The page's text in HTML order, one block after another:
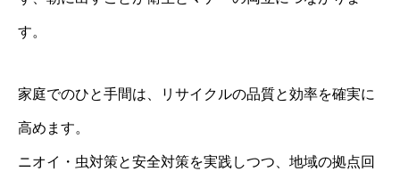
す。
家庭でのひと手間は、リサイクルの品質と効率を確実に
高めます。
ニオイ・虫対策と安全対策を実践しつつ、地域の拠点回